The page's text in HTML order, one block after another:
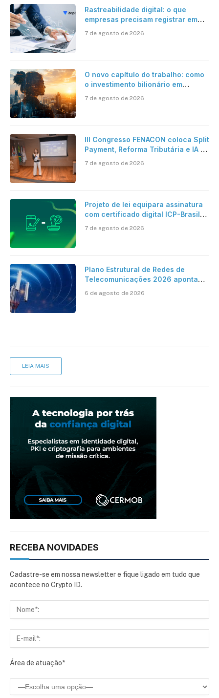
Rastreabilidade digital: o que
empresas precisam registrar em
7 de agosto de 2026
O novo capítulo do trabalho: como
o investimento bilionário em
verdadeira era da inteligência
7 de agosto de 2026
III Congresso FENACON coloca Split
Payment, Reforma Tributária e IA no
7 de agosto de 2026
Projeto de lei equipara assinatura
com certificado digital ICP-Brasil
cartório
7 de agosto de 2026
Plano Estrutural de Redes de
Telecomunicações 2026 aponta
mantém desafio
6 de agosto de 2026
LEIA MAIS
RECEBA NOVIDADES
Cadastre-se em nossa newsletter e fique ligado em tudo que
acontece no Crypto ID.
Área de atuação*